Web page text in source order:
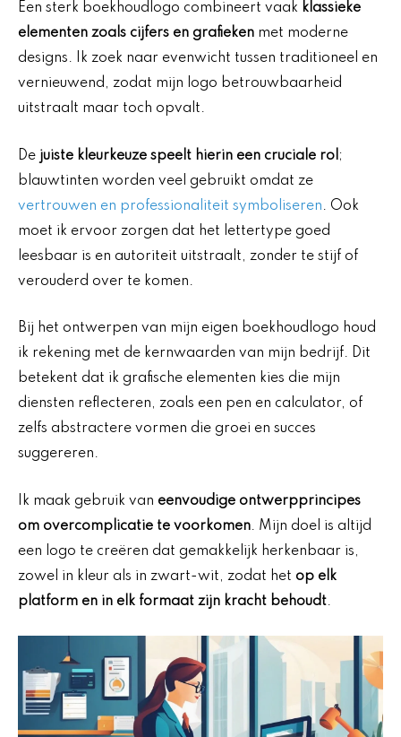
Een sterk boekhoudlogo combineert vaak klassieke
elementen zoals cijfers en grafieken met moderne
designs. Ik zoek naar evenwicht tussen traditioneel en
vernieuwend, zodat mijn logo betrouwbaarheid
uitstraalt maar toch opvalt.
De juiste kleurkeuze speelt hierin een cruciale rol ;
blauwtinten worden veel gebruikt omdat ze
vertrouwen en professionaliteit symboliseren. Ook
moet ik ervoor zorgen dat het lettertype goed
leesbaar is en autoriteit uitstraalt, zonder te stijf of
verouderd over te komen.
Bij het ontwerpen van mijn eigen boekhoudlogo houd
ik rekening met de kernwaarden van mijn bedrijf. Dit
betekent dat ik grafische elementen kies die mijn
diensten reflecteren, zoals een pen en calculator, of
zelfs abstractere vormen die groei en succes
suggereren.
Ik maak gebruik van eenvoudige ontwerpprincipes
om overcomplicatie te voorkomen. Mijn doel is altijd
een logo te creëren dat gemakkelijk herkenbaar is,
zowel in kleur als in zwart-wit, zodat het op elk
platform en in elk formaat zijn kracht behoudt.